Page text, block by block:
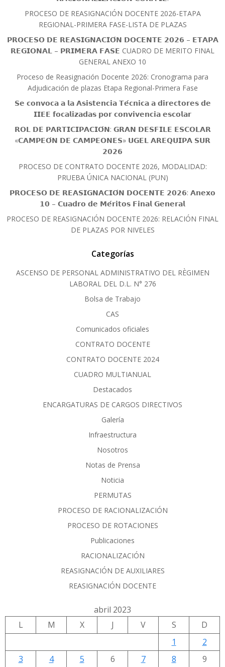
PROCESO DE REASIGNACIÓN DOCENTE 2026-ETAPA
REGIONAL-PRIMERA FASE-LISTA DE PLAZAS
𝗣𝗥𝗢𝗖𝗘𝗦𝗢 𝗗𝗘 𝗥𝗘𝗔𝗦𝗜𝗚𝗡𝗔𝗖𝗜𝗢́𝗡 𝗗𝗢𝗖𝗘𝗡𝗧𝗘 𝟮𝟬𝟮𝟲 – 𝗘𝗧𝗔𝗣𝗔
𝗥𝗘𝗚𝗜𝗢𝗡𝗔𝗟 – 𝗣𝗥𝗜𝗠𝗘𝗥𝗔 𝗙𝗔𝗦𝗘 CUADRO DE MERITO FINAL
GENERAL ANEXO 10
Proceso de Reasignación Docente 2026: Cronograma para
Adjudicación de plazas Etapa Regional-Primera Fase
𝗦𝗲 𝗰𝗼𝗻𝘃𝗼𝗰𝗮 𝗮 𝗹𝗮 𝗔𝘀𝗶𝘀𝘁𝗲𝗻𝗰𝗶𝗮 𝗧𝗲́𝗰𝗻𝗶𝗰𝗮 𝗮 𝗱𝗶𝗿𝗲𝗰𝘁𝗼𝗿𝗲𝘀 𝗱𝗲
𝗜𝗜𝗘𝗘 𝗳𝗼𝗰𝗮𝗹𝗶𝘇𝗮𝗱𝗮𝘀 𝗽𝗼𝗿 𝗰𝗼𝗻𝘃𝗶𝘃𝗲𝗻𝗰𝗶𝗮 𝗲𝘀𝗰𝗼𝗹𝗮𝗿
𝗥𝗢𝗟 𝗗𝗘 𝗣𝗔𝗥𝗧𝗜𝗖𝗜𝗣𝗔𝗖𝗜𝗢́𝗡: 𝗚𝗥𝗔𝗡 𝗗𝗘𝗦𝗙𝗜𝗟𝗘 𝗘𝗦𝗖𝗢𝗟𝗔𝗥
«𝗖𝗔𝗠𝗣𝗘𝗢́𝗡 𝗗𝗘 𝗖𝗔𝗠𝗣𝗘𝗢𝗡𝗘𝗦» 𝗨𝗚𝗘𝗟 𝗔𝗥𝗘𝗤𝗨𝗜𝗣𝗔 𝗦𝗨𝗥
𝟮𝟬𝟮𝟲
PROCESO DE CONTRATO DOCENTE 2026, MODALIDAD:
PRUEBA ÚNICA NACIONAL (PUN)
𝗣𝗥𝗢𝗖𝗘𝗦𝗢 𝗗𝗘 𝗥𝗘𝗔𝗦𝗜𝗚𝗡𝗔𝗖𝗜𝗢́𝗡 𝗗𝗢𝗖𝗘𝗡𝗧𝗘 𝟮𝟬𝟮𝟲: 𝗔𝗻𝗲𝘅𝗼
𝟭𝟬 – 𝗖𝘂𝗮𝗱𝗿𝗼 𝗱𝗲 𝗠𝗲́𝗿𝗶𝘁𝗼𝘀 𝗙𝗶𝗻𝗮𝗹 𝗚𝗲𝗻𝗲𝗿𝗮𝗹
PROCESO DE REASIGNACIÓN DOCENTE 2026: RELACIÓN FINAL
DE PLAZAS POR NIVELES
Categorías
ASCENSO DE PERSONAL ADMINISTRATIVO DEL RÈGIMEN
LABORAL DEL D.L. N° 276
Bolsa de Trabajo
CAS
Comunicados oficiales
CONTRATO DOCENTE
CONTRATO DOCENTE 2024
CUADRO MULTIANUAL
Destacados
ENCARGATURAS DE CARGOS DIRECTIVOS
Galería
Infraestructura
Nosotros
Notas de Prensa
Noticia
PERMUTAS
PROCESO DE RACIONALIZACIÓN
PROCESO DE ROTACIONES
Publicaciones
RACIONALIZACIÓN
REASIGNACIÓN DE AUXILIARES
REASIGNACIÓN DOCENTE
abril 2023
L
M X J V S
D
1
2
3
4 5 6 7 8 9